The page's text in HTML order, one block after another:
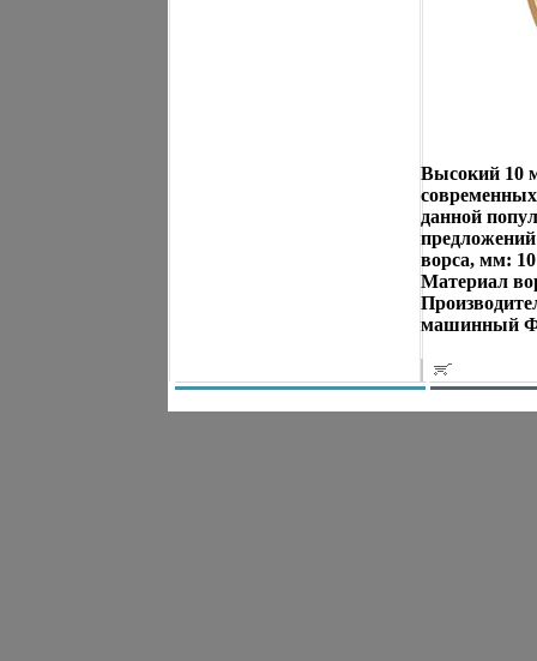
Высокий 10
данной
ворса, мм:
Материал
машинный